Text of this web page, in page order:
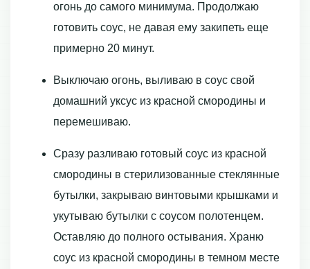
огонь до самого минимума. Продолжаю
готовить соус, не давая ему закипеть еще
примерно 20 минут.
Выключаю огонь, выливаю в соус свой
домашний уксус из красной смородины и
перемешиваю.
Сразу разливаю готовый соус из красной
смородины в стерилизованные стеклянные
бутылки, закрываю винтовыми крышками и
укутываю бутылки с соусом полотенцем.
Оставляю до полного остывания. Храню
соус из красной смородины в темном месте